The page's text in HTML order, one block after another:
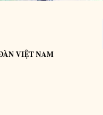
VIỆT NAM